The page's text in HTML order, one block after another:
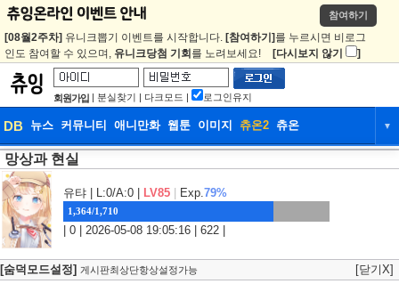
참여하기
[08월2주차] 유니크뽑기 이벤트를 시작합니다. [참여하기] 를 누르시면 비로그
인도 참여할 수 있으며, 유니크당첨 기회 를 노려보세요! [다시보지 않기 ]
회원가입 | 분실찾기 | 다크모드 | 로그인유지
DB 뉴스 커뮤니티 애니만화 웹툰 이미지 츄온2 츄온 ▼
DB
웹툰 이미지
망상과 현실
유탸 | L:0/A:0 | LV85 Exp.79%
1,364/1,710
| 0 | 2026-05-08 19:05:16 | 622 |
[숨덕모드설정] 게시판최상단항상설정가능 [닫기X]